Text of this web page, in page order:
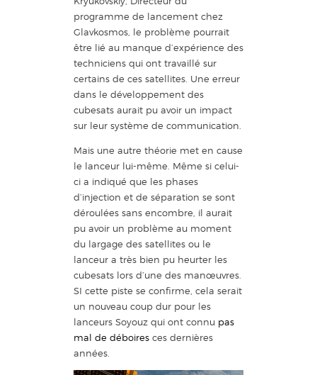
programme de lancement chez
Glavkosmos, le problème pourrait
être lié au manque d’expérience des
techniciens qui ont travaillé sur
certains de ces satellites. Une erreur
dans le développement des
cubesats aurait pu avoir un impact
sur leur système de communication.
Mais une autre théorie met en cause
le lanceur lui-même. Même si celui-
ci a indiqué que les phases
d’injection et de séparation se sont
déroulées sans encombre, il aurait
pu avoir un problème au moment
du largage des satellites ou le
lanceur a très bien pu heurter les
cubesats lors d’une des manœuvres.
SI cette piste se confirme, cela serait
un nouveau coup dur pour les
lanceurs Soyouz qui ont connu pas
mal de déboires ces dernières
années.